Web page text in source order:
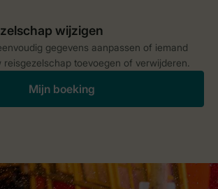
gegevens aanpassen of iemand
reisgezelschap toevoegen of verwijderen.
Mijn boeking